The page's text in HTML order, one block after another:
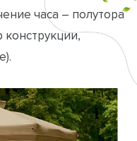
часа – полутора
конструкции,